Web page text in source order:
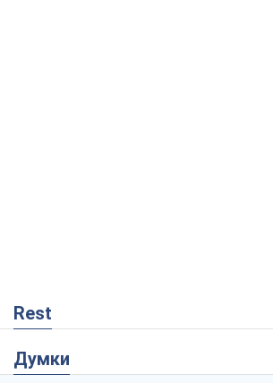
Rest
Думки